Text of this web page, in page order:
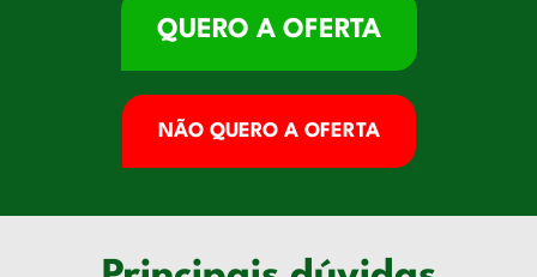
QUERO A OFERTA
NÃO QUERO A OFERTA